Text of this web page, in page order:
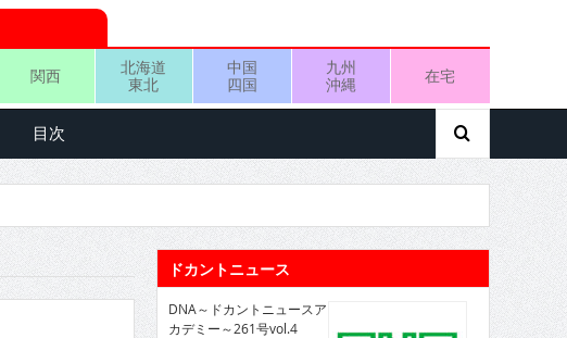
関西
北海道
東北
中国
四国
九州
沖縄
在宅
目次
ドカントニュース
DNA～ドカントニュースア
カデミー～261号vol.4